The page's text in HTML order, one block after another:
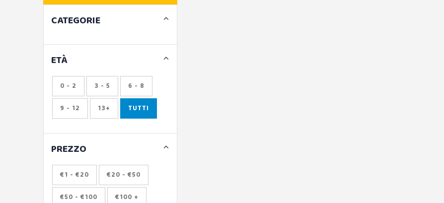
CATEGORIE
ETÀ
0 - 2 3 - 5 6 - 8
9 - 12 13+ TUTTI
PREZZO
€1 - €20 €20 - €50
€50 - €100 €100 +